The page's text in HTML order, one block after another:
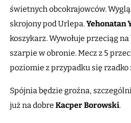
świetnych obcokrajowców.
skrojony pod Urlepa.Yehonatan
koszykarz. Wywołuje przeciąg
szarpie w obronie. Mecz z 5
poziomie z przypadku się rzadko
Spójnia będzie groźna,
już na dobre Kacper Borowski.